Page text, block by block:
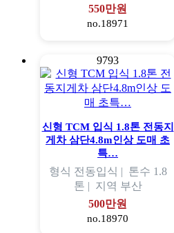
550만원
no.18971
9793
신형 TCM 입식 1.8톤 전동지
게차 삼단4.8m인상 도매 초
특…
형식 전동입식 | 톤수 1.8
톤 | 지역 부산
500만원
no.18970